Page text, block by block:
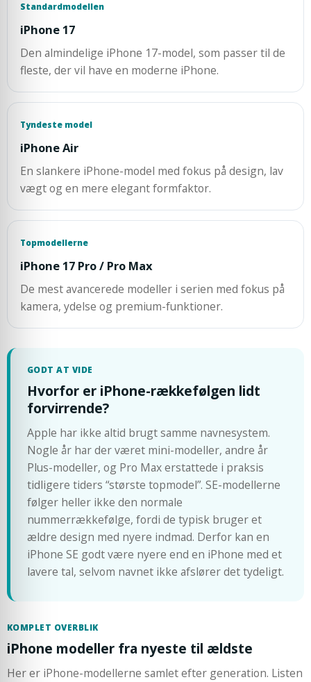
Standardmodellen
iPhone 17
Den almindelige iPhone 17-model, som passer til de
fleste, der vil have en moderne iPhone.
Tyndeste model
iPhone Air
En slankere iPhone-model med fokus på design, lav
vægt og en mere elegant formfaktor.
Topmodellerne
iPhone 17 Pro / Pro Max
De mest avancerede modeller i serien med fokus på
kamera, ydelse og premium-funktioner.
GODT AT VIDE
Hvorfor er iPhone-rækkefølgen lidt
forvirrende?
Apple har ikke altid brugt samme navnesystem.
Nogle år har der været mini-modeller, andre år
Plus-modeller, og Pro Max erstattede i praksis
tidligere tiders “største topmodel”. SE-modellerne
følger heller ikke den normale
nummerrækkefølge, fordi de typisk bruger et
ældre design med nyere indmad. Derfor kan en
iPhone SE godt være nyere end en iPhone med et
lavere tal, selvom navnet ikke afslører det tydeligt.
KOMPLET OVERBLIK
iPhone modeller fra nyeste til ældste
Her er iPhone-modellerne samlet efter generation. Listen